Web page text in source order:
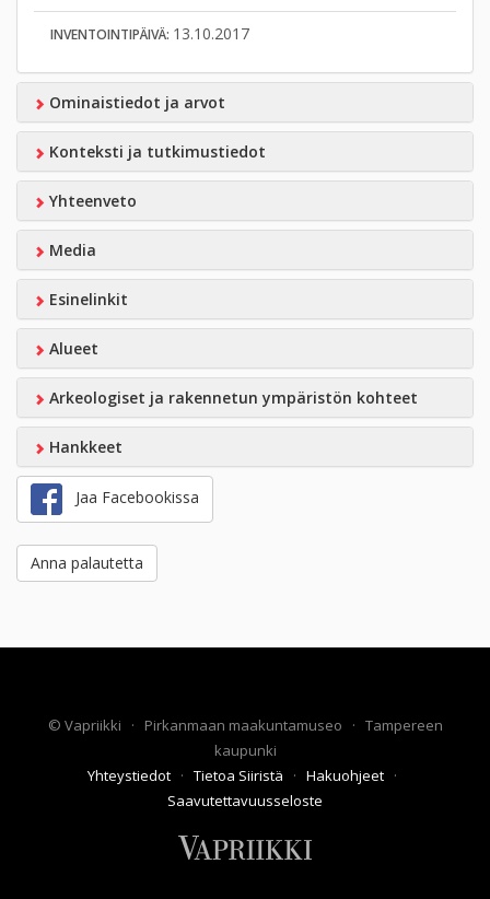
INVENTOINTIPÄIVÄ: 13.10.2017
Ominaistiedot ja arvot
Konteksti ja tutkimustiedot
Yhteenveto
Media
Esinelinkit
Alueet
Arkeologiset ja rakennetun ympäristön kohteet
Hankkeet
Jaa Facebookissa
Anna palautetta
© Vapriikki · Pirkanmaan maakuntamuseo · Tampereen
kaupunki
Yhteystiedot · Tietoa Siiristä · Hakuohjeet ·
Saavutettavuusseloste